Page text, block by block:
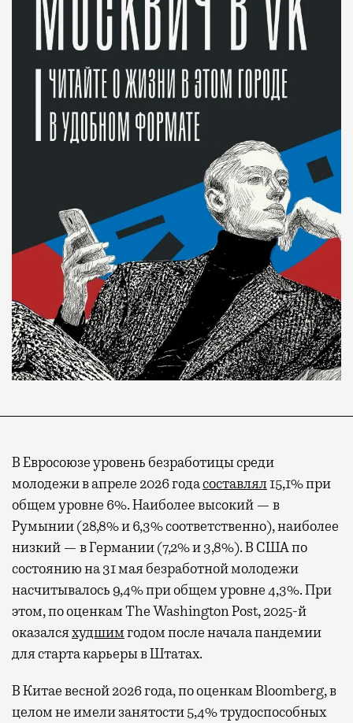
В Евросоюзе уровень безработицы среди
молодежи в апреле 2026 годасоставлял15,1% при
общем уровне 6%. Наиболее высокий — в
Румынии (28,8% и 6,3% соответственно), наиболее
низкий — в Германии (7,2% и 3,8%). В США по
состоянию на 31 мая безработной молодежи
насчитывалось 9,4% при общем уровне 4,3%. При
этом, по оценкам The Washington Post, 2025-й
оказалсяхудшимгодом после начала пандемии
для старта карьеры в Штатах.
В Китае весной 2026 года, по оценкам Bloomberg, в
целом не имели занятости 5,4% трудоспособных